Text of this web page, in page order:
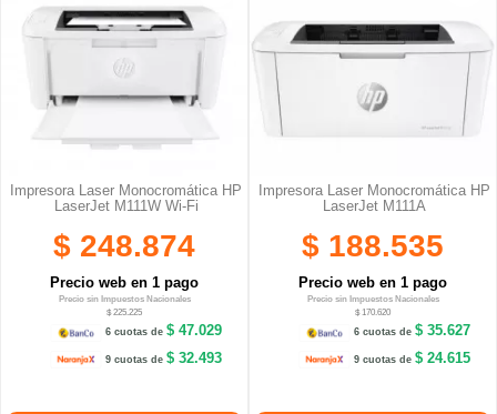
Impresora Laser Monocromática HP
LaserJet M111W Wi-Fi
$ 248.874
Precio web en 1 pago
Precio sin Impuestos Nacionales
$ 225.225
6 cuotas de$ 47.029
9 cuotas de$ 32.493
Impresora Laser Monocromática HP
LaserJet M111A
$ 188.535
Precio web en 1 pago
Precio sin Impuestos Nacionales
$ 170.620
6 cuotas de$ 35.627
9 cuotas de$ 24.615